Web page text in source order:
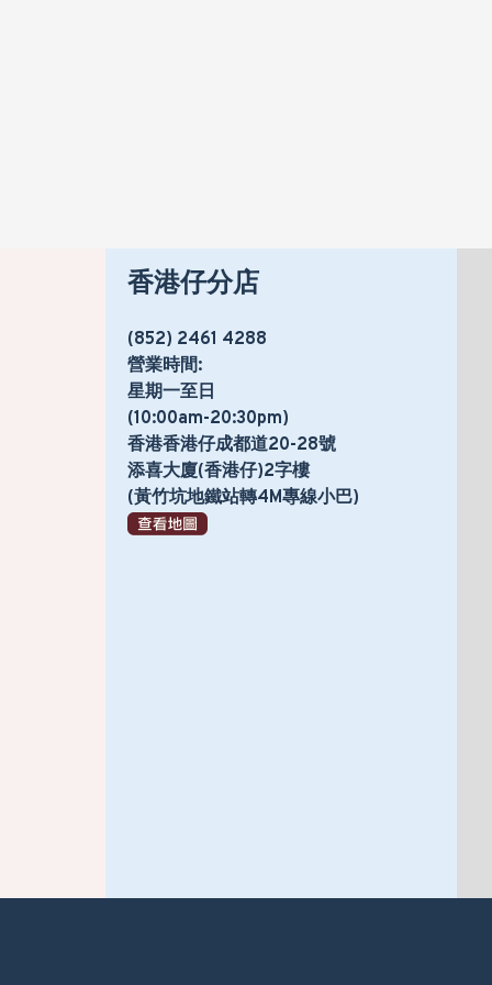
香港仔分店
(852) 2461 4288
營業時間:
星期一至日
(10:00am-20:30pm)
香港香港仔成都道20-28號
添喜大廈(香港仔)2字樓
(黃竹坑地鐵站轉4M專線小巴)